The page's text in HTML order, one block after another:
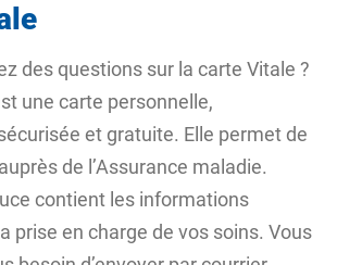
des questions sur la carte Vitale ?
une carte personnelle,
et gratuite. Elle permet de
de l’Assurance maladie.
contient les informations
prise en charge de vos soins. Vous